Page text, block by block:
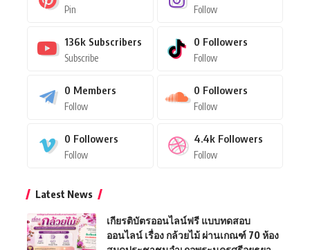
Pin Follow
136k Subscribers
Subscribe
0 Followers
Follow
0 Members
Follow
0 Followers
Follow
0 Followers
Follow
4.4k Followers
Follow
Latest News
เกียรติบัตรออนไลน์ฟรี แบบทดสอบ
ออนไลน์ เรื่อง กล้วยไม้ ผ่านเกณฑ์ 70 ห้อง